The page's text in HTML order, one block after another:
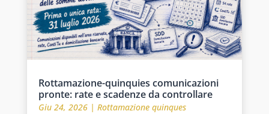
Rottamazione-quinquies comunicazioni
pronte: rate e scadenze da controllare
Giu 24, 2026| Rottamazione quinques